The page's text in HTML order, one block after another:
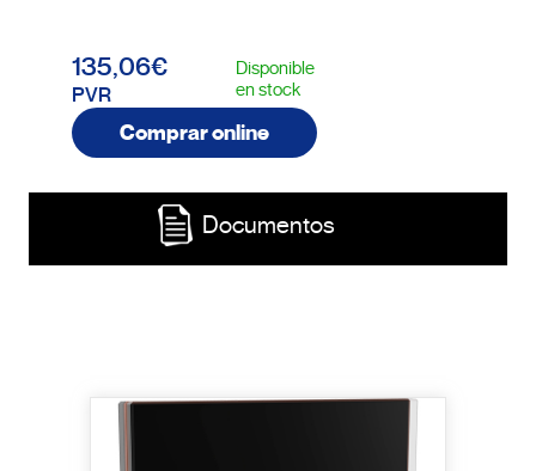
135,06€
PVR
Disponible
en stock
Comprar online
Documentos